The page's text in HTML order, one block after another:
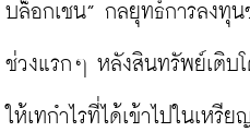
บล็อกเชน” กลยุทธ์การลงทุน
ช่วงแรกๆ หลังสินทรัพย์เติบ
ให้เทกำไรที่ได้เข้าไปในเห